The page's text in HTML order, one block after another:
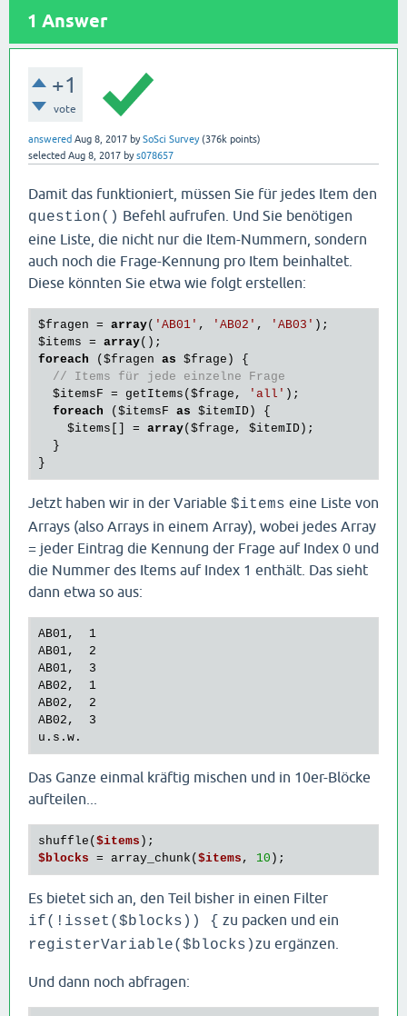
1 Answer
+1
vote
answered Aug 8, 2017 bySoSci Survey (376k points)
selected Aug 8, 2017 bys078657
Damit das funktioniert, müssen Sie für jedes Item den
question() Befehl aufrufen. Und Sie benötigen
eine Liste, die nicht nur die Item-Nummern, sondern
auch noch die Frage-Kennung pro Item beinhaltet.
Diese könnten Sie etwa wie folgt erstellen:
$fragen = array( 'AB01' , 'AB02' , 'AB03'
$items = array
foreach ( $fragen as $frage ) {
// Items für jede einzelne Frage
$itemsF = getItems( $frage , 'all' );
foreach ( $itemsF as $itemID ) {
$items [] = array( $frage , $itemID );
  }
Jetzt haben wir in der Variable $items eine Liste von
Arrays (also Arrays in einem Array), wobei jedes Array
= jeder Eintrag die Kennung der Frage auf Index 0 und
die Nummer des Items auf Index 1 enthält. Das sieht
dann etwa so aus:
AB01,  1
AB01,  2
AB01,  3
AB02,  1
AB02,  2
AB02,  3
Das Ganze einmal kräftig mischen und in 10er-Blöcke
aufteilen...
shuffle( $items
$blocks = array_chunk( $items , 10
Es bietet sich an, den Teil bisher in einen Filter
if(!isset($blocks)) { zu packen und ein
registerVariable($blocks)zu ergänzen.
Und dann noch abfragen: